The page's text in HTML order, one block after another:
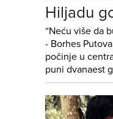
Hiljadu
“Neću više da
- Borhes
počinje u
puni dvanaest